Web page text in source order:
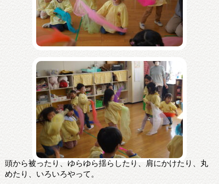
頭から被ったり、ゆらゆら揺らしたり、肩にかけたり、丸
めたり、いろいろやって。